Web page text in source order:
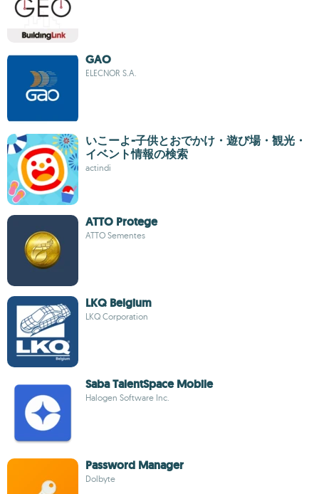
GAO
ELECNOR S.A.
いこーよ-子供とおでかけ・遊び場・観光・
イベント情報の検索
actindi
ATTO Protege
ATTO Sementes
LKQ Belgium
LKQ Corporation
Saba TalentSpace Mobile
Halogen Software Inc.
Password Manager
Dolbyte